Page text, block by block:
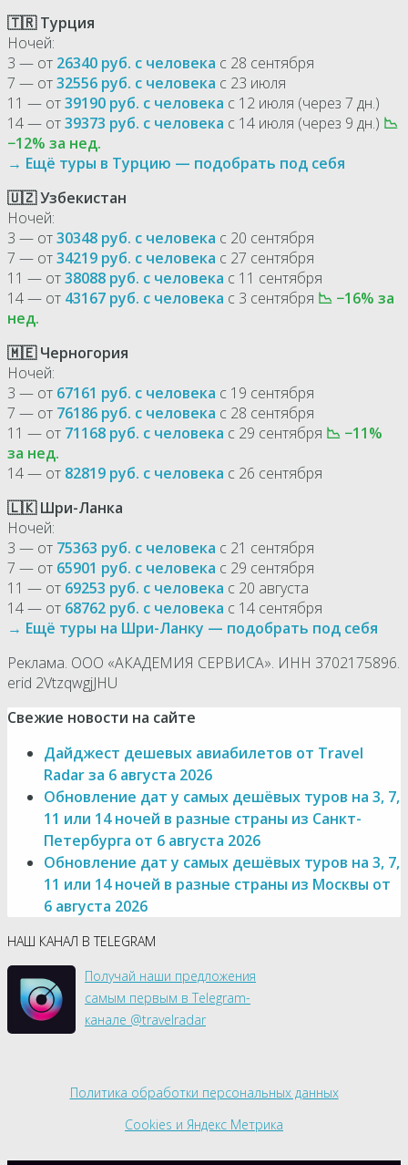
🇹🇷 Турция
Ночей:
3 — от 26340 руб. с человека с 28 сентября
7 — от32556 руб. с человека с 23 июля
11 — от39190 руб. с человека с 12 июля (через 7 дн.)
14 — от39373 руб. с человека с 14 июля (через 9 дн.) 📉
−12% за нед.
→ Ещё туры в Турцию — подобрать под себя
🇺🇿 Узбекистан
Ночей:
3 — от30348 руб. с человека с 20 сентября
7 — от34219 руб. с человека с 27 сентября
11 — от38088 руб. с человека с 11 сентября
14 — от 43167 руб. с человека с 3 сентября 📉 −16% за
нед.
🇲🇪 Черногория
Ночей:
3 — от 67161 руб. с человека с 19 сентября
7 — от 76186 руб. с человека с 28 сентября
11 — от 71168 руб. с человека с 29 сентября 📉 −11%
за нед.
14 — от 82819 руб. с человека с 26 сентября
🇱🇰 Шри-Ланка
Ночей:
3 — от 75363 руб. с человека с 21 сентября
7 — от 65901 руб. с человека с 29 сентября
11 — от 69253 руб. с человека с 20 августа
14 — от 68762 руб. с человека с 14 сентября
→ Ещё туры на Шри-Ланку — подобрать под себя
Реклама. ООО «АКАДЕМИЯ СЕРВИСА». ИНН 3702175896.
erid 2VtzqwgjJHU
Свежие новости на сайте
Дайджест дешевых авиабилетов от Travel
Radar за 6 августа 2026
Обновление дат у самых дешёвых туров на 3, 7,
11 или 14 ночей в разные страны из Санкт-
Петербурга от 6 августа 2026
Обновление дат у самых дешёвых туров на 3, 7,
11 или 14 ночей в разные страны из Москвы от
6 августа 2026
НАШ КАНАЛ В TELEGRAM
Получай наши предложения
самым первым в Telegram-
канале @travelradar
Политика обработки персональных данных
Cookies и Яндекс Метрика